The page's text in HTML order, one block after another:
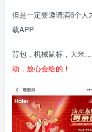
但是一定要邀请满6个
载APP
背包，机械鼠标，大米
动，放心会给的！